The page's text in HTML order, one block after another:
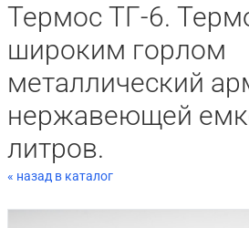
Термос ТГ-6.
широким горлом
металлический
нержавеющей
литров.
« назад в каталог